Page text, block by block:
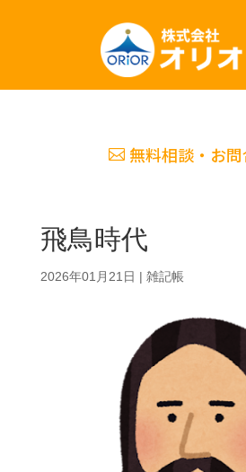
無料相談・お
飛鳥時代
2026年01月21日 | 雑記帳